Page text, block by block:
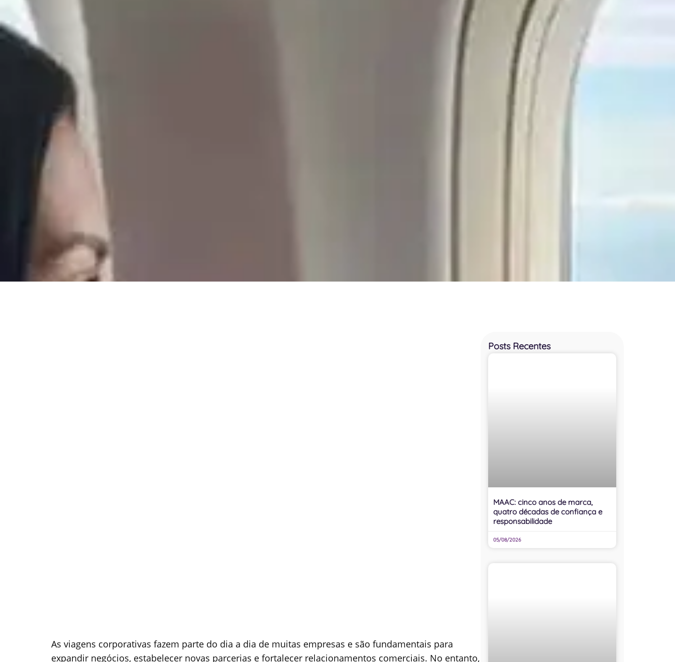
As viagens corporativas fazem parte do dia a dia de muitas empresas e são fundamentais para
expandir negócios, estabelecer novas parcerias e fortalecer relacionamentos comerciais. No entanto,
Posts Recentes
MAAC: cinco anos de marca,
quatro décadas de confiança e
responsabilidade
05/08/2026